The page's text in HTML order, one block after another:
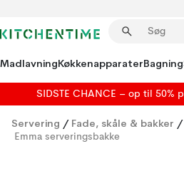
MadlavningKøkkenapparaterBagning
SIDSTE CHANCE – op til 50%
Servering / Fade, skåle & bakker /
Emma serveringsbakke